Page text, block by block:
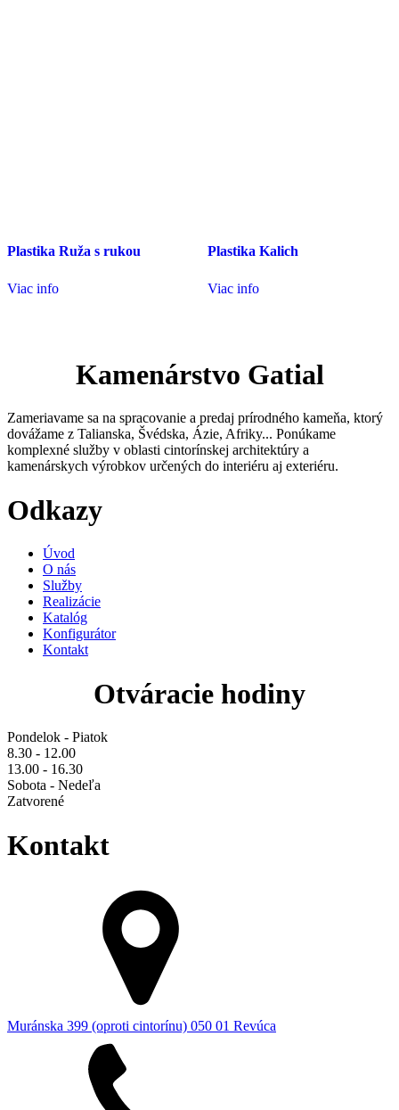
Plastika Ruža s rukou
Viac info
Plastika Kalich
Viac info
Kamenárstvo Gatial
Zameriavame sa na spracovanie a predaj prírodného kameňa, ktorý
dovážame z Talianska, Švédska, Ázie, Afriky... Ponúkame
komplexné služby v oblasti cintorínskej architektúry a
kamenárskych výrobkov určených do interiéru aj exteriéru.
Odkazy
Úvod
O nás
Služby
Realizácie
Katalóg
Konfigurátor
Kontakt
Otváracie hodiny
Pondelok - Piatok
8.30 - 12.00
13.00 - 16.30
Sobota - Nedeľa
Zatvorené
Kontakt
Muránska 399 (oproti cintorínu) 050 01 Revúca